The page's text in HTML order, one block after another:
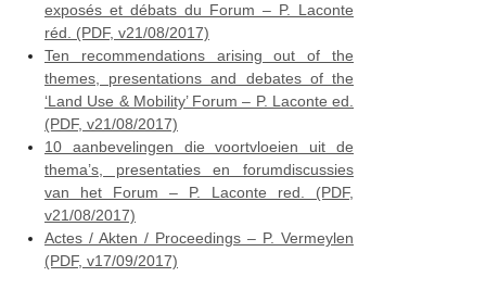
exposés et débats du Forum – P. Laconte
réd. (PDF, v21/08/2017)
Ten recommendations arising out of the
themes, presentations and debates of the
‘Land Use & Mobility’ Forum – P. Laconte ed.
(PDF, v21/08/2017)
10 aanbevelingen die voortvloeien uit de
thema’s, presentaties en forumdiscussies
van het Forum – P. Laconte red. (PDF,
v21/08/2017)
Actes / Akten / Proceedings – P. Vermeylen
(PDF, v17/09/2017)